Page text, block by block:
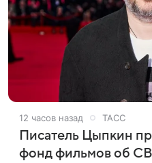
12 часов назад ТАСС
Писатель Цыпкин
фонд фильмов об